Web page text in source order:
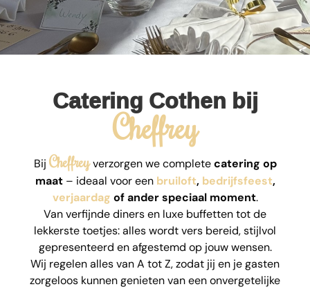
Catering Cothen bij
Cheffrey
Bij Cheffreyverzorgen we completecatering op
maat– ideaal voor een bruiloft, bedrijfsfeest,
verjaardag of ander speciaal moment.
Van verfijnde diners en luxe buffetten tot de
lekkerste toetjes: alles wordt vers bereid, stijlvol
gepresenteerd en afgestemd op jouw wensen.
Wij regelen alles van A tot Z, zodat jij en je gasten
zorgeloos kunnen genieten van een onvergetelijke